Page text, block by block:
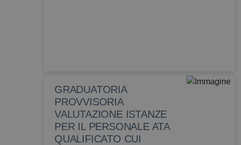
GRADUATORIA
PROVVISORIA
VALUTAZIONE ISTANZE
PER IL PERSONALE ATA
QUALIFICATO CUI